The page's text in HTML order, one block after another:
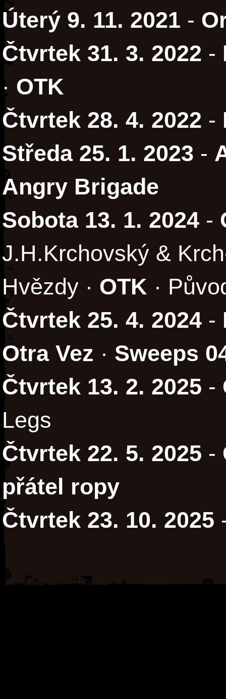
Úterý 9. 11. 2021 -
Čtvrtek 31. 3. 2022 -
· OTK
Čtvrtek 28. 4. 2022 -
Středa 25. 1. 2023 -
Angry Brigade
Sobota 13. 1. 2024 -
J.H.Krchovský &
Hvězdy · OTK ·
Čtvrtek 25. 4. 2024 -
Otra Vez · Sweeps
Čtvrtek 13. 2. 2025 -
Legs
Čtvrtek 22. 5. 2025 -
přátel ropy
Čtvrtek 23. 10. 2025